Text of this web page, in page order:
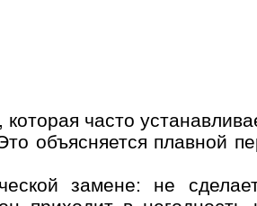
часто
объясняется плавной
замене: не